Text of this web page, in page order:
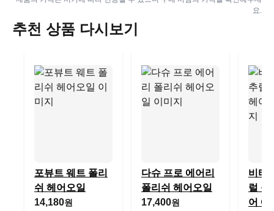
요.
추천 상품 다시보기
포뷰트 웨트 폴리
쉬 헤어오일
14,180원
다슈 프로 에어리
폴리쉬 헤어오일
17,400원
비타
럴 폴
어 에